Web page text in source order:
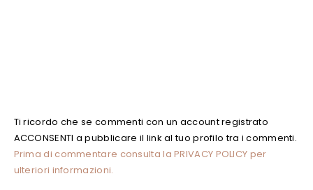
Ti ricordo che se commenti con un account registrato
ACCONSENTI a pubblicare il link al tuo profilo tra i commenti.
Prima di commentare consulta la PRIVACY POLICY per
ulteriori informazioni.